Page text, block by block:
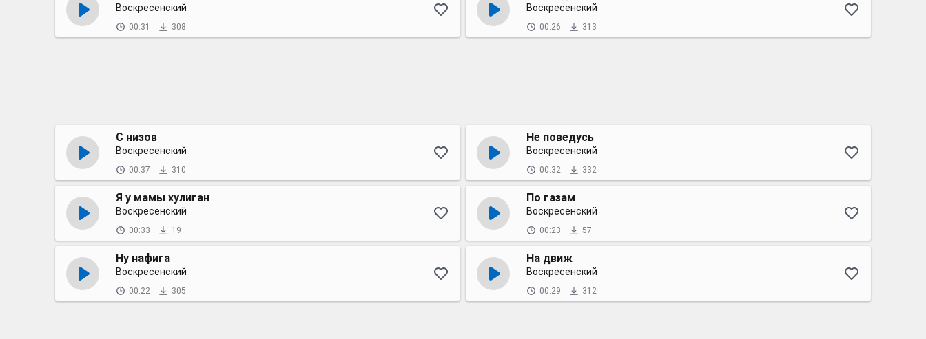
Воскресенский
00:31 308
Воскресенский
00:26 313
С низов
Воскресенский
00:37 310
Не поведусь
Воскресенский
00:32 332
Я у мамы хулиган
Воскресенский
00:33 19
По газам
Воскресенский
00:23 57
Ну нафига
Воскресенский
00:22 305
На движ
Воскресенский
00:29 312